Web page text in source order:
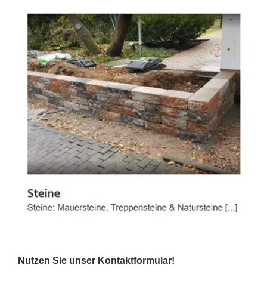
Nutzen Sie unser Kontaktformular!